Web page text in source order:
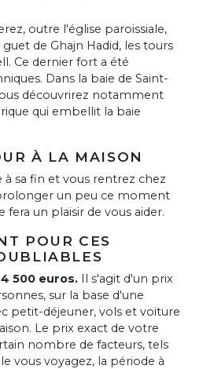
outre l'église paroissiale,
de Ghajn Hadid, les tours
Ce dernier fort a été
Dans la baie de Saint-
découvrirez notamment
qui embellit la baie
À LA MAISON
sa fin et vous rentrez chez
un peu ce moment
fera un plaisir de vous aider.
POUR CES
500 euros. Il s'agit d'un prix
sur la base d'une
petit-déjeuner, vols et voiture
Le prix exact de votre
nombre de facteurs, tels
vous voyagez, la période à